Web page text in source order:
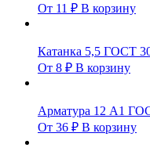
От 11 ₽ В корзину
Катанка 5,5 ГОСТ
От 8 ₽ В корзину
Арматура 12 А1
От 36 ₽ В корзину